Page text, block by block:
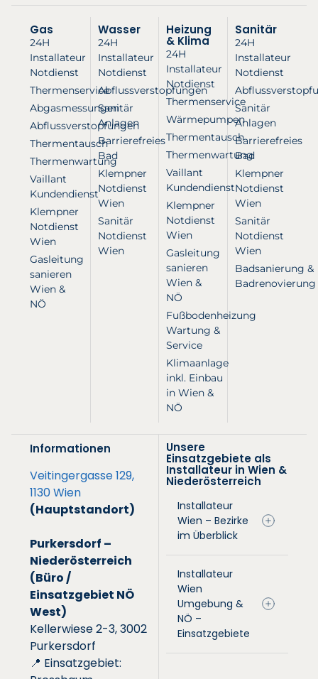
Gas
24H
Installateur
Notdienst
Thermenservice
Abgasmessungen
Abflussverstopfungen
Thermentausch
Thermenwartung
Vaillant
Kundendienst
Klempner
Notdienst
Wien
Gasleitung
sanieren
Wien &
NÖ
Wasser
24H
Installateur
Notdienst
Abflussverstopfungen
Sanitär
Anlagen
Barrierefreies
Bad
Klempner
Notdienst
Wien
Sanitär
Notdienst
Wien
Heizung
& Klima
24H
Installateur
Notdienst
Thermenservice
Wärmepumpen
Thermentausch
Thermenwartung
Vaillant
Kundendienst
Klempner
Notdienst
Wien
Gasleitung
sanieren
Wien &
NÖ
Fußbodenheizung
Wartung &
Service
Klimaanlage
inkl. Einbau
in Wien &
NÖ
Sanitär
24H
Installateur
Notdienst
Sanitär
Anlagen
Barrierefreies
Bad
Klempner
Notdienst
Wien
Sanitär
Notdienst
Wien
Badsanierung &
Badrenovierung
Informationen
Veitingergasse 129,
1130 Wien
(Hauptstandort)
Purkersdorf –
Niederösterreich
(Büro /
Einsatzgebiet NÖ
West)
Kellerwiese 2-3, 3002
Purkersdorf
📍 Einsatzgebiet:
Unsere
Einsatzgebiete als
Installateur in Wien &
Niederösterreich
Installateur
Wien – Bezirke
im Überblick
Installateur
Wien
Umgebung &
NÖ –
Einsatzgebiete